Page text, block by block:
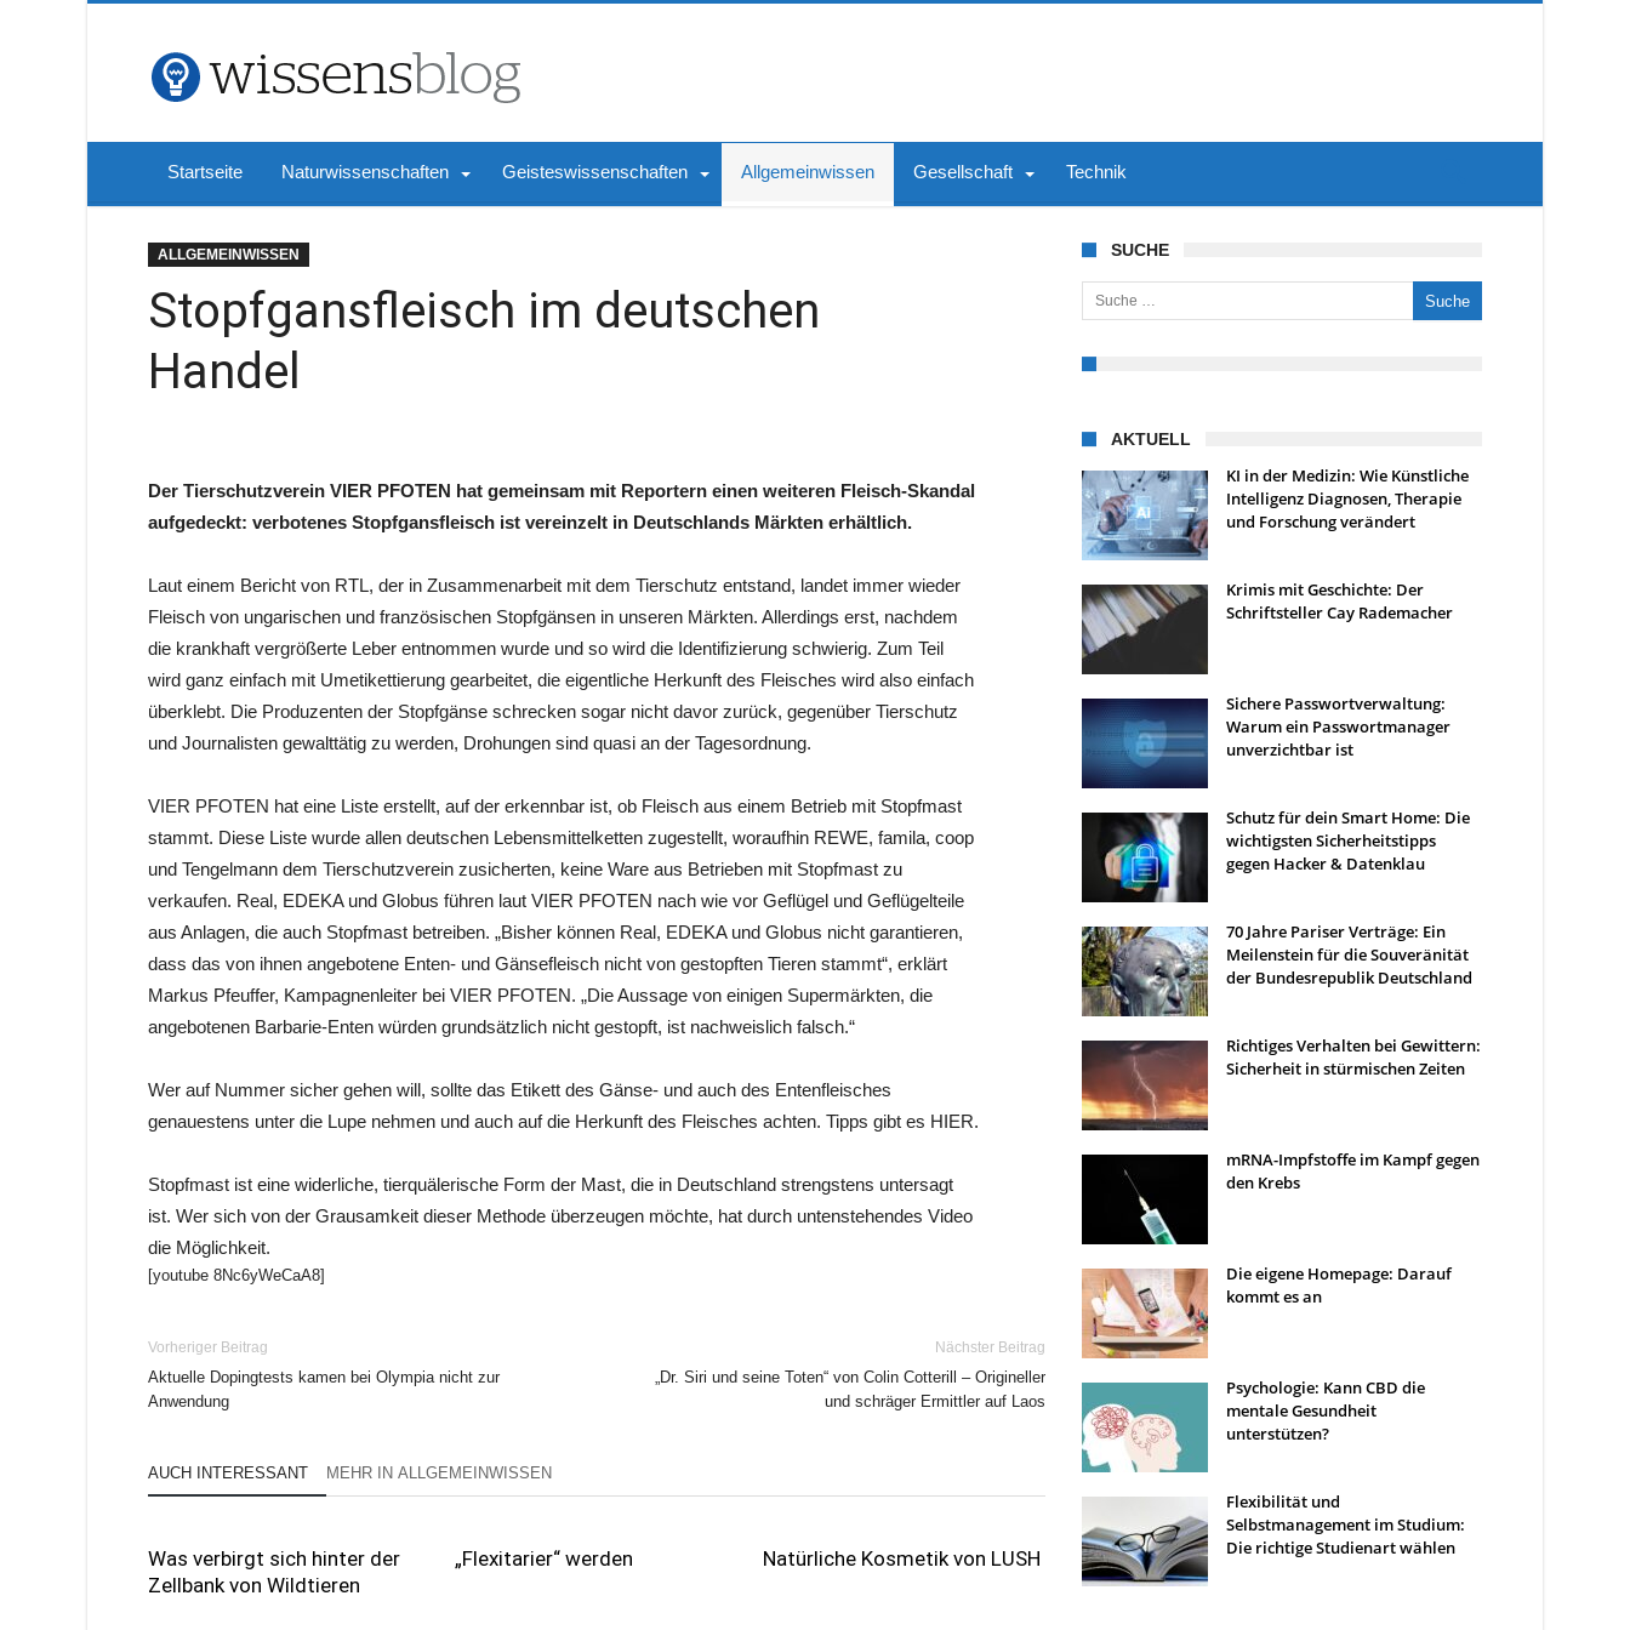
Startseite Naturwissenschaften Geisteswissenschaften Allgemeinwissen Gesellschaft Technik
ALLGEMEINWISSEN
Stopfgansfleisch im deutschen
Handel
Der Tierschutzverein VIER PFOTEN hat gemeinsam mit Reportern einen weiteren Fleisch-Skandal
aufgedeckt: verbotenes Stopfgansfleisch ist vereinzelt in Deutschlands Märkten erhältlich.
Laut einem Bericht von RTL, der in Zusammenarbeit mit dem Tierschutz entstand, landet immer wieder
Fleisch von ungarischen und französischen Stopfgänsen in unseren Märkten. Allerdings erst, nachdem
die krankhaft vergrößerte Leber entnommen wurde und so wird die Identifizierung schwierig. Zum Teil
wird ganz einfach mit Umetikettierung gearbeitet, die eigentliche Herkunft des Fleisches wird also einfach
überklebt. Die Produzenten der Stopfgänse schrecken sogar nicht davor zurück, gegenüber Tierschutz
und Journalisten gewalttätig zu werden, Drohungen sind quasi an der Tagesordnung.
VIER PFOTEN hat eine Liste erstellt, auf der erkennbar ist, ob Fleisch aus einem Betrieb mit Stopfmast
stammt. Diese Liste wurde allen deutschen Lebensmittelketten zugestellt, woraufhin REWE, famila, coop
und Tengelmann dem Tierschutzverein zusicherten, keine Ware aus Betrieben mit Stopfmast zu
verkaufen. Real, EDEKA und Globus führen laut VIER PFOTEN nach wie vor Geflügel und Geflügelteile
aus Anlagen, die auch Stopfmast betreiben. „Bisher können Real, EDEKA und Globus nicht garantieren,
dass das von ihnen angebotene Enten- und Gänsefleisch nicht von gestopften Tieren stammt“, erklärt
Markus Pfeuffer, Kampagnenleiter bei VIER PFOTEN. „Die Aussage von einigen Supermärkten, die
angebotenen Barbarie-Enten würden grundsätzlich nicht gestopft, ist nachweislich falsch.“
Wer auf Nummer sicher gehen will, sollte das Etikett des Gänse- und auch des Entenfleisches
genauestens unter die Lupe nehmen und auch auf die Herkunft des Fleisches achten. Tipps gibt es HIER.
Stopfmast ist eine widerliche, tierquälerische Form der Mast, die in Deutschland strengstens untersagt
ist. Wer sich von der Grausamkeit dieser Methode überzeugen möchte, hat durch untenstehendes Video
die Möglichkeit.
[youtube 8Nc6yWeCaA8]
Vorheriger Beitrag
Aktuelle Dopingtests kamen bei Olympia nicht zur
Anwendung
Nächster Beitrag
„Dr. Siri und seine Toten“ von Colin Cotterill – Origineller
und schräger Ermittler auf Laos
AUCH INTERESSANT MEHR IN ALLGEMEINWISSEN
Was verbirgt sich hinter der
Zellbank von Wildtieren
„Flexitarier“ werden Natürliche Kosmetik von LUSH
SUCHE
Suche nach:
AKTUELL
KI in der Medizin: Wie Künstliche
Intelligenz Diagnosen, Therapie
und Forschung verändert
Krimis mit Geschichte: Der
Schriftsteller Cay Rademacher
Sichere Passwortverwaltung:
Warum ein Passwortmanager
unverzichtbar ist
Schutz für dein Smart Home: Die
wichtigsten Sicherheitstipps
gegen Hacker & Datenklau
70 Jahre Pariser Verträge: Ein
Meilenstein für die Souveränität
der Bundesrepublik Deutschland
Richtiges Verhalten bei Gewittern:
Sicherheit in stürmischen Zeiten
mRNA-Impfstoffe im Kampf gegen
den Krebs
Die eigene Homepage: Darauf
kommt es an
Psychologie: Kann CBD die
mentale Gesundheit
unterstützen?
Flexibilität und
Selbstmanagement im Studium:
Die richtige Studienart wählen